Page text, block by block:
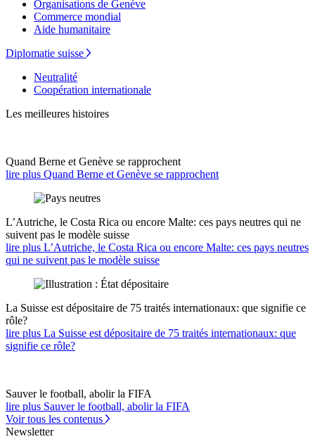
Organisations de Genève
Commerce mondial
Aide humanitaire
Diplomatie suisse
Neutralité
Coopération internationale
Les meilleures histoires
Quand Berne et Genève se rapprochent
lire plus Quand Berne et Genève se rapprochent
L’Autriche, le Costa Rica ou encore Malte: ces pays neutres qui ne
suivent pas le modèle suisse
lire plus L’Autriche, le Costa Rica ou encore Malte: ces pays neutres
qui ne suivent pas le modèle suisse
La Suisse est dépositaire de 75 traités internationaux: que signifie ce
rôle?
lire plus La Suisse est dépositaire de 75 traités internationaux: que
signifie ce rôle?
Sauver le football, abolir la FIFA
lire plus Sauver le football, abolir la FIFA
Voir tous les contenus
Newsletter